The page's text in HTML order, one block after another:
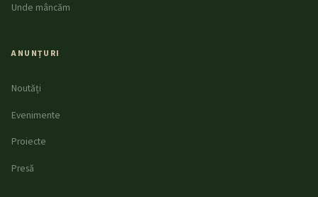
Unde mâncăm
ANUNȚURI
Noutăți
Evenimente
Proiecte
Presă